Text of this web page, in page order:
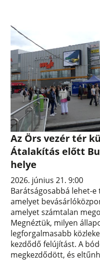
Az Örs vezér tér
Átalakítás előtt
helye
2026. június 21. 9:00
Barátságosabbá lehet-
amelyet
amelyet számtalan
Megnéztük, milyen
legforgalmasabb
kezdődő felújítást. A
megkezdődött, és